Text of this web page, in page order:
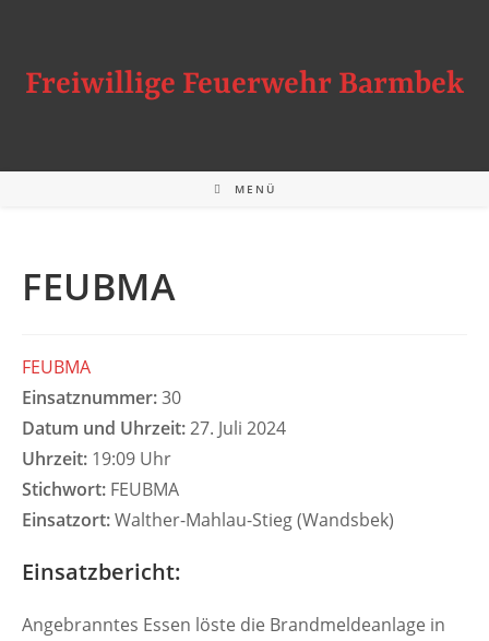
springen
Freiwillige Feuerwehr Barmbek
MENÜ
FEUBMA
FEUBMA
Einsatznummer:30
Datum und Uhrzeit:27. Juli 2024
Uhrzeit: 19:09 Uhr
Stichwort: FEUBMA
Einsatzort:Walther-Mahlau-Stieg (Wandsbek)
Einsatzbericht:
Angebranntes Essen löste die Brandmeldeanlage in